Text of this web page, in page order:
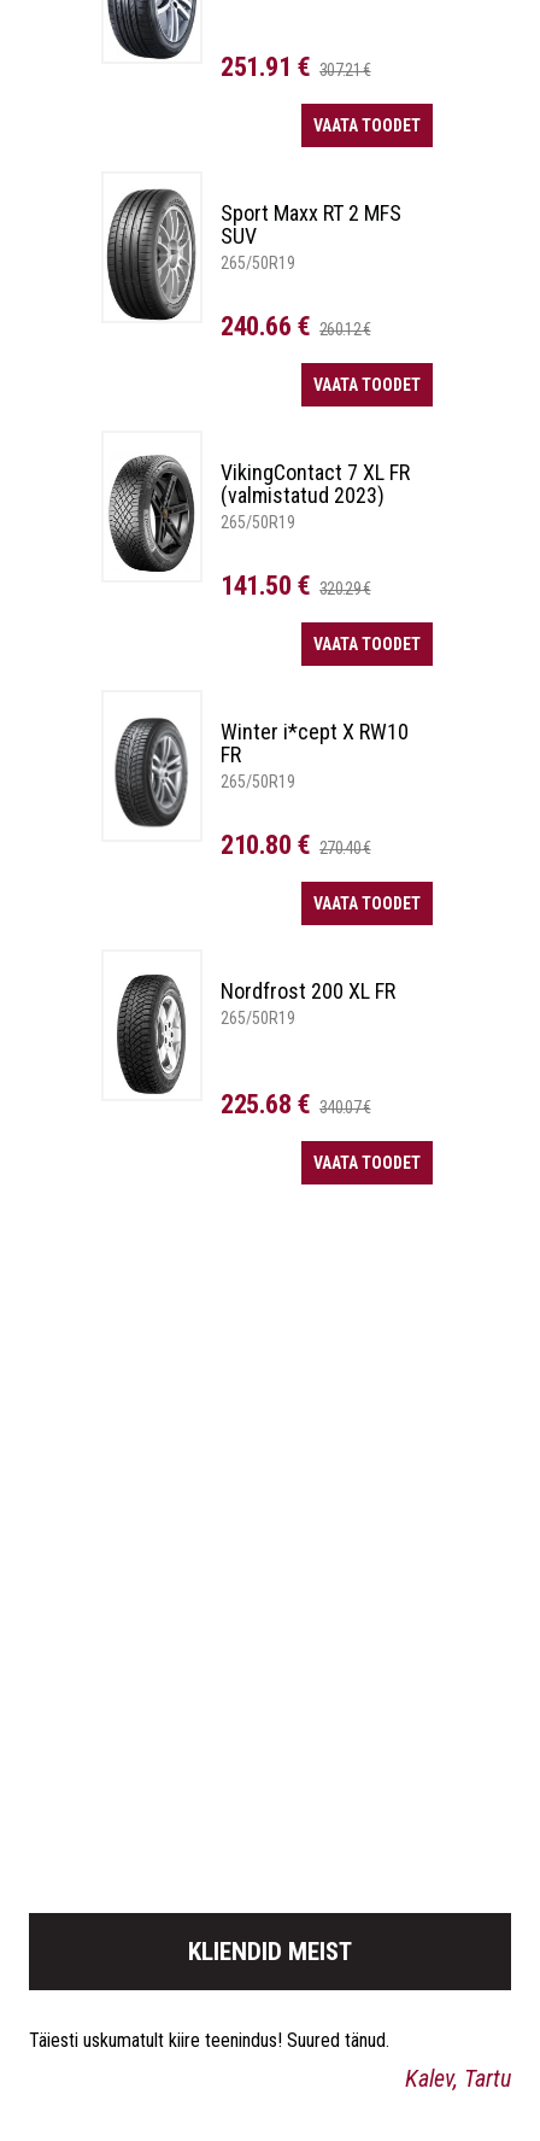
KLIENDID MEIST
Täiesti uskumatult kiire teenindus! Suured tänud.
Kalev, Tartu
251.91 € 307.21 €
VAATA TOODET
Sport Maxx RT 2 MFS
SUV
265/50R19
240.66 € 260.12 €
VAATA TOODET
VikingContact 7 XL FR
(valmistatud 2023)
265/50R19
141.50 € 320.29 €
VAATA TOODET
Winter i*cept X RW10
FR
265/50R19
210.80 € 270.40 €
VAATA TOODET
Nordfrost 200 XL FR
265/50R19
225.68 € 340.07 €
VAATA TOODET